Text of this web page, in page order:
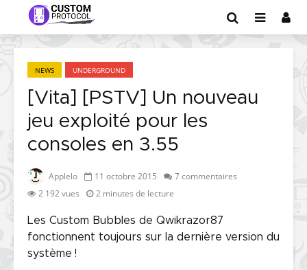
NEWS UNDERGROUND
[Vita] [PSTV] Un nouveau
jeu exploité pour les
consoles en 3.55
Applelo 11 octobre 2015
7 commentaires
2 192 vues
2 minutes de lecture
Les Custom Bubbles de Qwikrazor87
fonctionnent toujours sur la dernière version du
système !